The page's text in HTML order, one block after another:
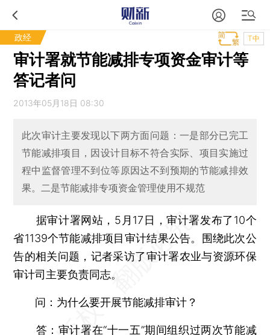
政经 T中
审计署就节能减排专项资金审计等
答记者问
2013年05月18日 08:30
此次审计主要发现以下两方面问题：一是部分已完工
节能减排项目，因设计目标不符合实际、项目实施过
程中监督管理不到位等原因达不到预期的节能减排效
果。二是节能减排专项资金管理使用不规范
据审计署网站，5月17日，审计署发布了10个
省1139个节能减排项目审计结果公告。围绕此次公
告的相关问题，记者采访了审计署农业与资源环保
审计司主要负责同志。
问：为什么要开展节能减排审计？
答：审计署在“十一五”期间组织过两次节能减